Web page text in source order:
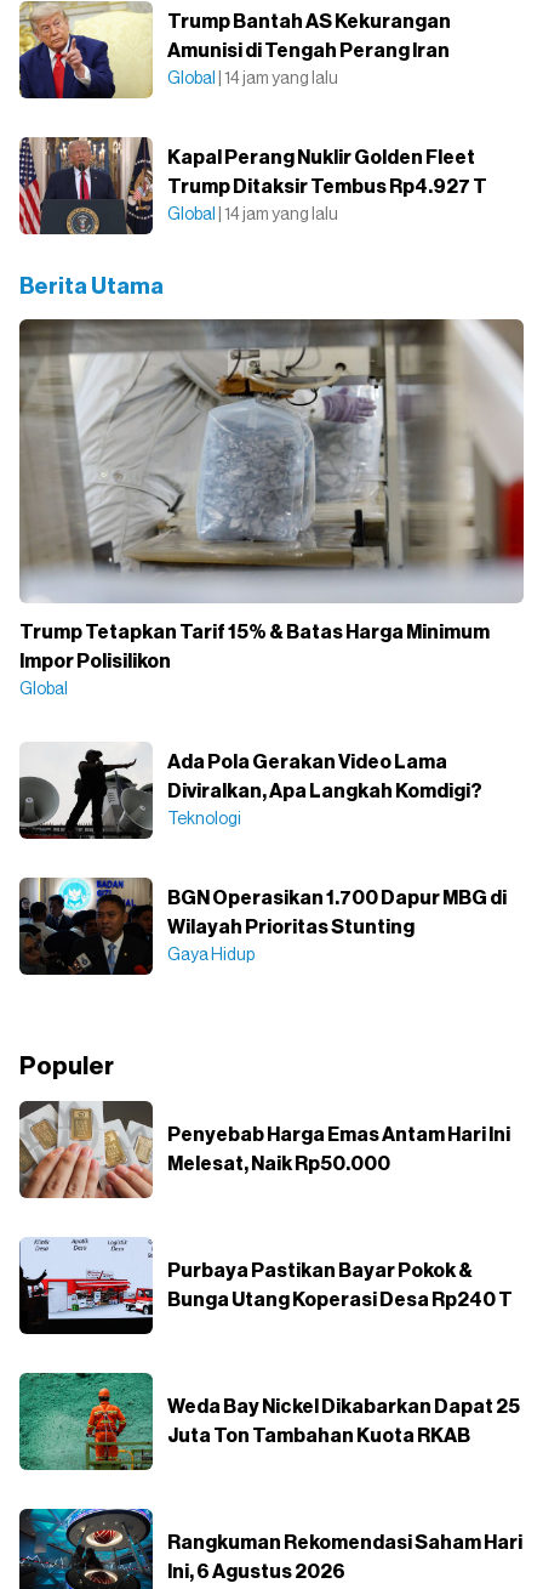
Trump Bantah AS Kekurangan
Amunisi di Tengah Perang Iran
Global | 14 jam yang lalu
Kapal Perang Nuklir Golden Fleet
Trump Ditaksir Tembus Rp4.927 T
Global | 14 jam yang lalu
Berita Utama
Trump Tetapkan Tarif 15% & Batas Harga Minimum
Impor Polisilikon
Global
Ada Pola Gerakan Video Lama
Diviralkan, Apa Langkah Komdigi?
Teknologi
BGN Operasikan 1.700 Dapur MBG di
Wilayah Prioritas Stunting
Gaya Hidup
Populer
Penyebab Harga Emas Antam Hari Ini
Melesat, Naik Rp50.000
Purbaya Pastikan Bayar Pokok &
Bunga Utang Koperasi Desa Rp240 T
Weda Bay Nickel Dikabarkan Dapat 25
Juta Ton Tambahan Kuota RKAB
Rangkuman Rekomendasi Saham Hari
Ini, 6 Agustus 2026